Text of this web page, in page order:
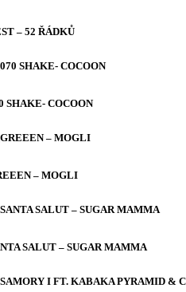
– 52 ŘÁDKŮ
SHAKE- COCOON
– MOGLI
SALUT – SUGAR MAMMA